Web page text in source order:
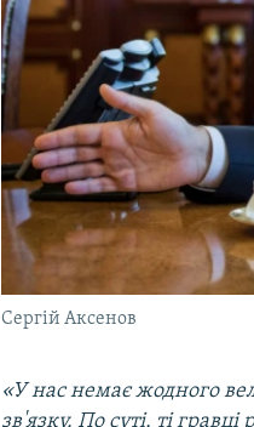
Сергій Аксенов
«У нас немає жодного
зв'язку. По суті, ті